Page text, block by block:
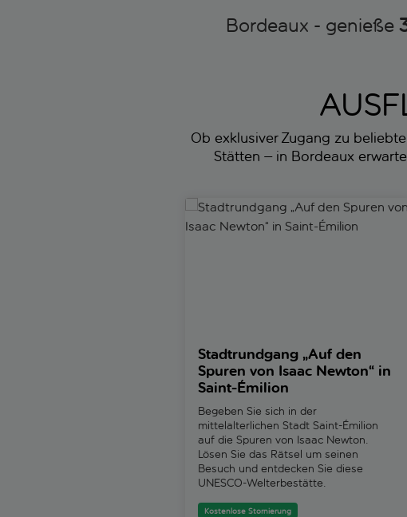
Bordeaux - genieße
Ob exklusiver Zugang zu
Stätten – in Bordeaux
Stadtrundgang „Auf den Spuren von
Stadtrundgang „Auf den
Spuren von Isaac Newton“ in
Saint-Émilion
Begeben Sie sich in der
mittelalterlichen Stadt Saint-Émilion
auf die Spuren von Isaac Newton.
Lösen Sie das Rätsel um seinen
Besuch und entdecken Sie diese
UNESCO-Welterbestätte.
Kostenlose Stornierung